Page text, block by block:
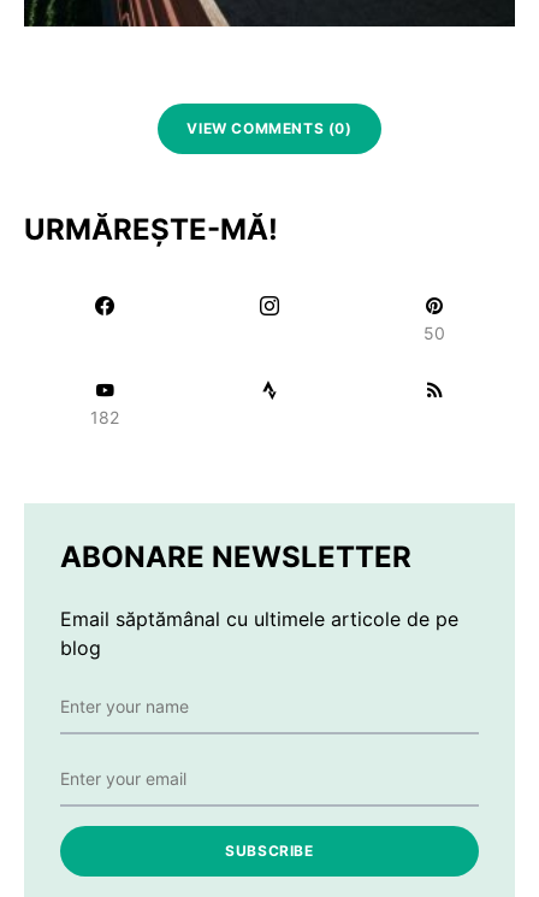
VIEW COMMENTS (0)
URMĂREȘTE-MĂ!
50
182
ABONARE NEWSLETTER
Email săptămânal cu ultimele articole de pe
blog
SUBSCRIBE